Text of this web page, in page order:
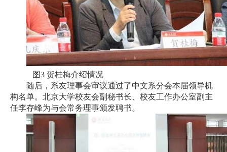
图3 贺桂梅介绍情况
随后，系友理事会审议通过了中文系分会本届领导机
构名单。北京大学校友会副秘书长、校友工作办公室副主
任李存峰为与会常务理事颁发聘书。